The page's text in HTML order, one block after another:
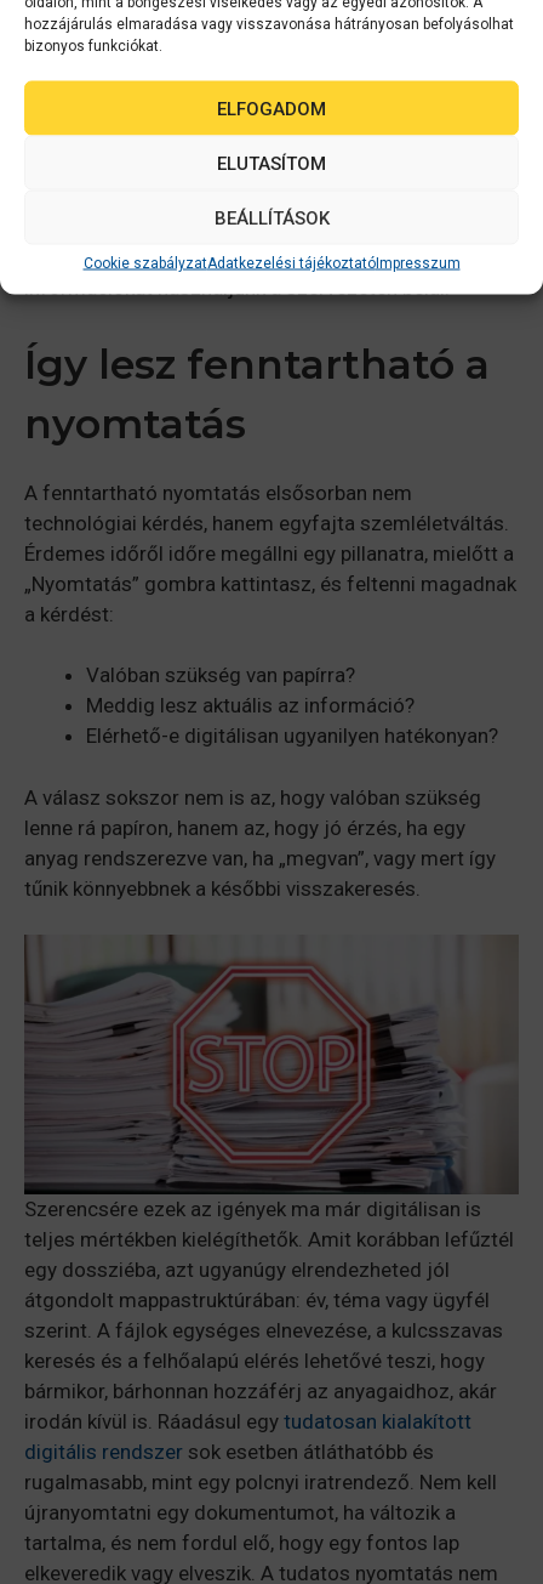
hozzájárulás elmaradása vagy visszavonása hátrányosan befolyásolhat
bizonyos funkciókat.
ELFOGADOM
ELUTASÍTOM
BEÁLLÍTÁSOK
Cookie szabályzatAdatkezelési tájékoztatóImpresszum
megoldás.
AQR-kódokés linkekhasználata különösen hatékony
akkor, amikor az információ gyakran változik. Legyen
szó szórólapról, prezentációról vagy belső
tájékoztató anyagról, egyetlen kód vagy hivatkozás
tartalomhoz jusson. Ezzel nemcsak papírt takarítunk
meg, hanem megakadályozhatjuk azt is, hogy elavult
információkat használjunk a szervezeten belül.
Így lesz fenntartható a
nyomtatás
A fenntartható nyomtatás elsősorban nem
technológiai kérdés, hanem egyfajta szemléletváltás.
Érdemes időről időre megállni egy pillanatra, mielőtt a
„Nyomtatás” gombra kattintasz, és feltenni magadnak
a kérdést:
Valóban szükség van papírra?
Meddig lesz aktuális az információ?
Elérhető-e digitálisan ugyanilyen hatékonyan?
A válasz sokszor nem is az, hogy valóban szükség
lenne rá papíron, hanem az, hogy jó érzés, ha egy
anyag rendszerezve van, ha „megvan”, vagy mert így
tűnik könnyebbnek a későbbi visszakeresés.
Szerencsére ezek az igények ma már digitálisan is
teljes mértékben kielégíthetők. Amit korábban lefűztél
egy dossziéba, azt ugyanúgy elrendezheted jól
átgondolt mappastruktúrában: év, téma vagy ügyfél
szerint. A fájlok egységes elnevezése, a kulcsszavas
keresés és a felhőalapú elérés lehetővé teszi, hogy
bármikor, bárhonnan hozzáférj az anyagaidhoz, akár
irodán kívül is. Ráadásul egy tudatosan kialakított
digitális rendszer sok esetben átláthatóbb és
rugalmasabb, mint egy polcnyi iratrendező. Nem kell
újranyomtatni egy dokumentumot, ha változik a
tartalma, és nem fordul elő, hogy egy fontos lap
elkeveredik vagy elveszik. A tudatos nyomtatás nem